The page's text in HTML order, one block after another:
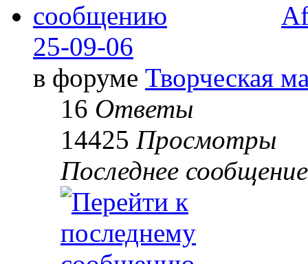
25-09-06
в форуме Творческая
16 Ответы
14425 Просмотры
Последнее